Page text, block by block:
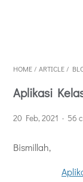
HOME / ARTICLE /
Aplikasi
20 Feb, 2021 56
Bismillah,